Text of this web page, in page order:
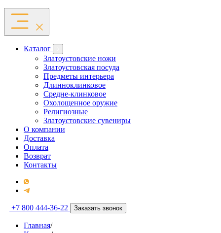
Каталог
Златоустовские ножи
Златоустовская посуда
Предметы интерьера
Длинноклинковое
Средне-клинковое
Охолощенное оружие
Религиозные
Златоустовские сувениры
О компании
Доставка
Оплата
Возврат
Контакты
+7 800 444-36-22 Заказать звонок
Главная/